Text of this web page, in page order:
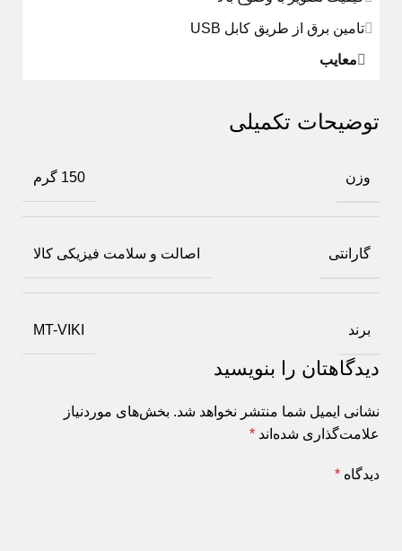
تامین برق از طریق کابل USB
معایب
توضیحات تکمیلی
وزن 150 گرم
گارانتی اصالت و سلامت فیزیکی کالا
برند MT-VIKI
دیدگاهتان را بنویسید
نشانی ایمیل شما منتشر نخواهد شد. بخش‌های موردنیاز
علامت‌گذاری شده‌اند *
دیدگاه *